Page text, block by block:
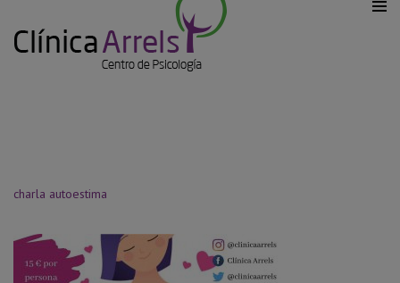
Blog
charla autoestima